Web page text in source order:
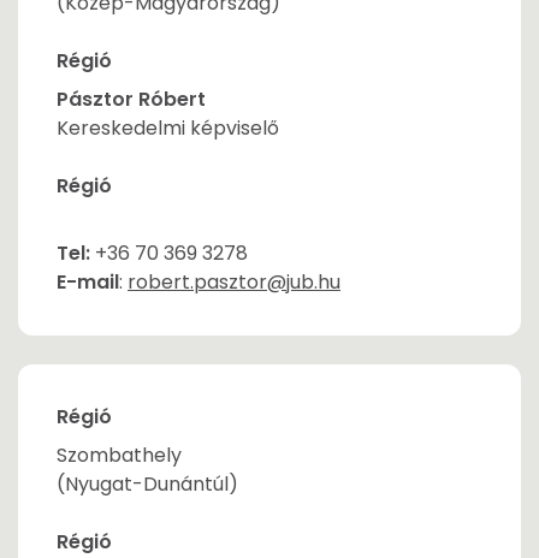
Régió
Pásztor Róbert
Kereskedelmi képviselő
Régió
Tel: +36 70 369 3278
E-mail: robert.pasztor@jub.hu
Régió
Szombathely
(Nyugat-Dunántúl)
Régió